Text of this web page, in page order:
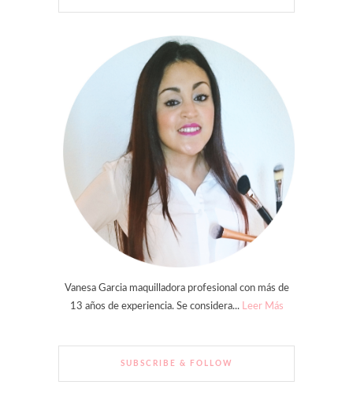
Vanesa Garcia maquilladora profesional con más de
13 años de experiencia. Se considera... Leer Más
SUBSCRIBE & FOLLOW